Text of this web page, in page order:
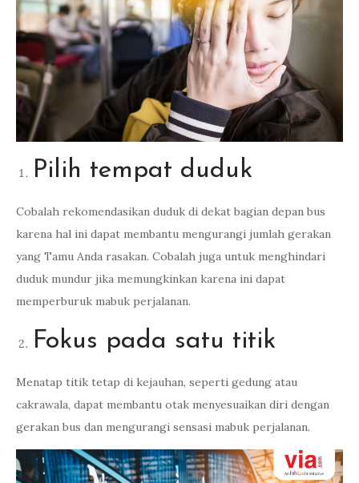
Pilih tempat duduk
Cobalah rekomendasikan duduk di dekat bagian depan bus
karena hal ini dapat membantu mengurangi jumlah gerakan
yang Tamu Anda rasakan. Cobalah juga untuk menghindari
duduk mundur jika memungkinkan karena ini dapat
memperburuk mabuk perjalanan.
Fokus pada satu titik
Menatap titik tetap di kejauhan, seperti gedung atau
cakrawala, dapat membantu otak menyesuaikan diri dengan
gerakan bus dan mengurangi sensasi mabuk perjalanan.